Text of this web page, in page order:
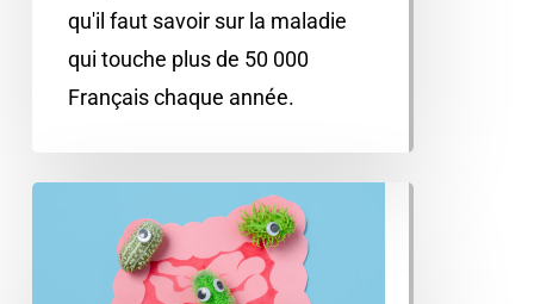
qu'il faut savoir sur la maladie
qui touche plus de 50 000
Français chaque année.